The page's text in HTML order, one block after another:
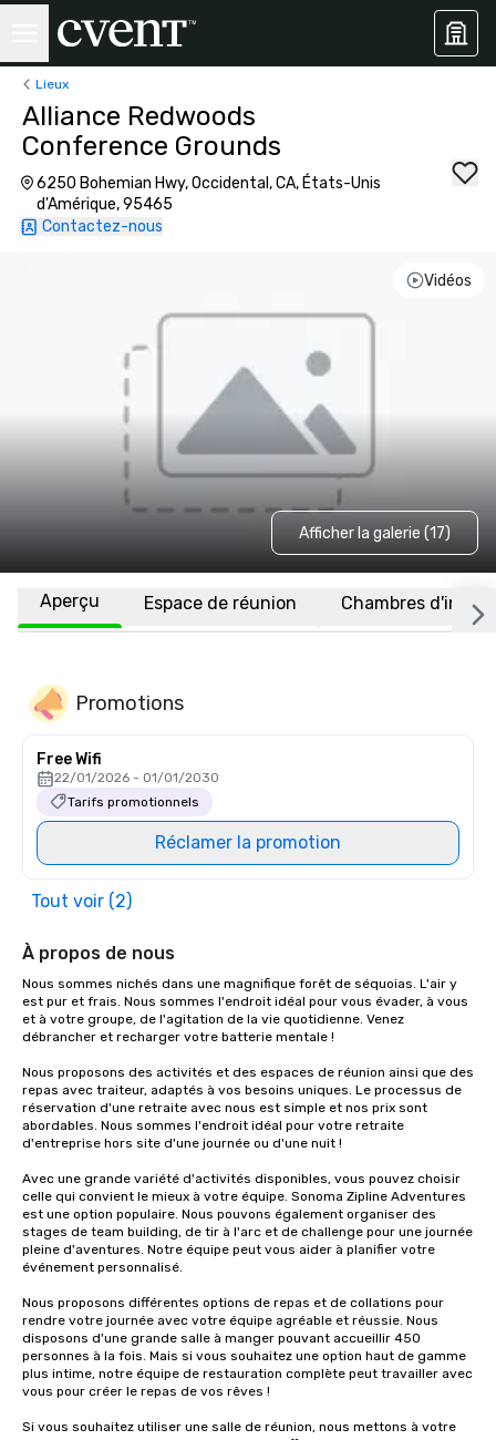
Lieux
Alliance Redwoods
Conference Grounds
6250 Bohemian Hwy, Occidental, CA, États-Unis
d'Amérique, 95465
Contactez-nous
Vidéos
Afficher la galerie (17)
Aperçu Espace de réunion Chambres
Promotions
Free Wifi
22/01/2026 - 01/01/2030
Tarifs promotionnels
Réclamer la promotion
Tout voir (2)
À propos de nous
Nous sommes nichés dans une magnifique forêt de séquoias. L'air y
est pur et frais. Nous sommes l'endroit idéal pour vous évader, à vous
et à votre groupe, de l'agitation de la vie quotidienne. Venez
débrancher et recharger votre batterie mentale !
Nous proposons des activités et des espaces de réunion ainsi que des
repas avec traiteur, adaptés à vos besoins uniques. Le processus de
réservation d'une retraite avec nous est simple et nos prix sont
abordables. Nous sommes l'endroit idéal pour votre retraite
d'entreprise hors site d'une journée ou d'une nuit !
Avec une grande variété d'activités disponibles, vous pouvez choisir
celle qui convient le mieux à votre équipe. Sonoma Zipline Adventures
est une option populaire. Nous pouvons également organiser des
stages de team building, de tir à l'arc et de challenge pour une journée
pleine d'aventures. Notre équipe peut vous aider à planifier votre
événement personnalisé.
Nous proposons différentes options de repas et de collations pour
rendre votre journée avec votre équipe agréable et réussie. Nous
disposons d'une grande salle à manger pouvant accueillir 450
personnes à la fois. Mais si vous souhaitez une option haut de gamme
plus intime, notre équipe de restauration complète peut travailler avec
vous pour créer le repas de vos rêves !
Si vous souhaitez utiliser une salle de réunion, nous mettons à votre